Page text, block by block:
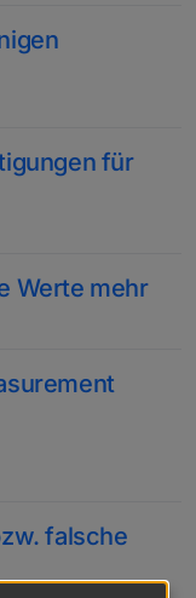
für
Werte mehr
falsche